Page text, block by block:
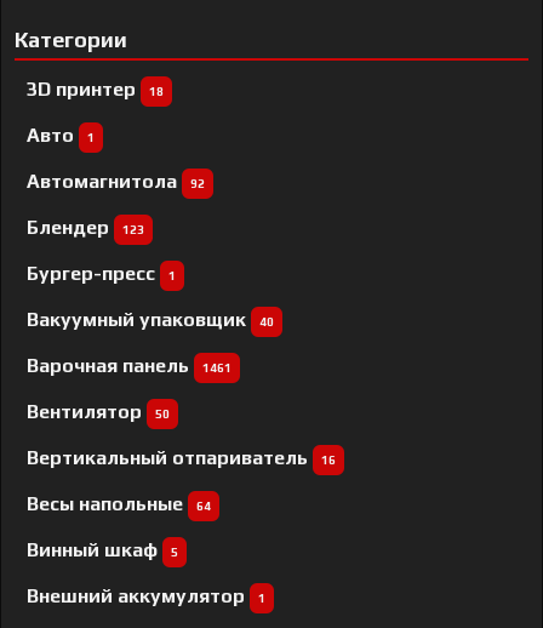
Категории
3D принтер 18
Авто 1
Автомагнитола 92
Блендер 123
Бургер-пресс 1
Вакуумный упаковщик 40
Варочная панель 1461
Вентилятор 50
Вертикальный отпариватель 16
Весы напольные 64
Винный шкаф 5
Внешний аккумулятор 1